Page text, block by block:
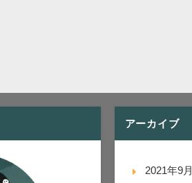
アーカイブ
2021年9月